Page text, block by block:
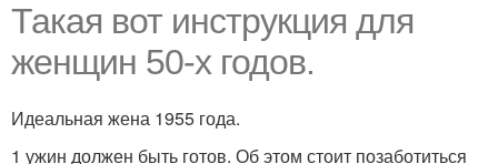
Такая вот инструкция для
женщин 50-х годов.
Идеальная жена 1955 года.
1 ужин должен быть готов. Об этом стоит позаботиться